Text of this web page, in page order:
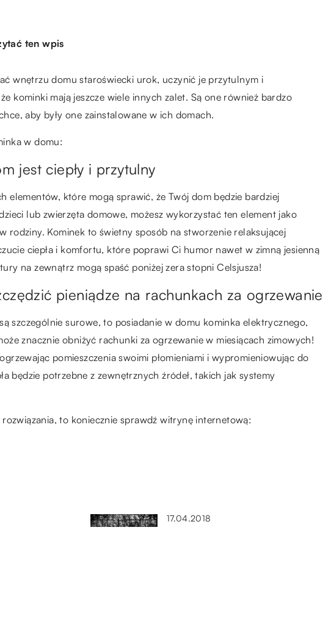
ten wpis
wnętrzu domu staroświecki urok, uczynić je przytulnym i
kominki mają jeszcze wiele innych zalet. Są one również bardzo
aby były one zainstalowane w ich domach.
w domu:
jest ciepły i przytulny
elementów, które mogą sprawić, że Twój dom będzie bardziej
lub zwierzęta domowe, możesz wykorzystać ten element jako
rodziny. Kominek to świetny sposób na stworzenie relaksującej
ciepła i komfortu, które poprawi Ci humor nawet w zimną jesienną
na zewnątrz mogą spaść poniżej zera stopni Celsjusza!
pieniądze na rachunkach za ogrzewanie
szczególnie surowe, to posiadanie w domu kominka elektrycznego,
znacznie obniżyć rachunki za ogrzewanie w miesiącach zimowych!
pomieszczenia swoimi płomieniami i wypromieniowując do
będzie potrzebne z zewnętrznych źródeł, takich jak systemy
to koniecznie sprawdź witrynę internetową:
17.04.2018